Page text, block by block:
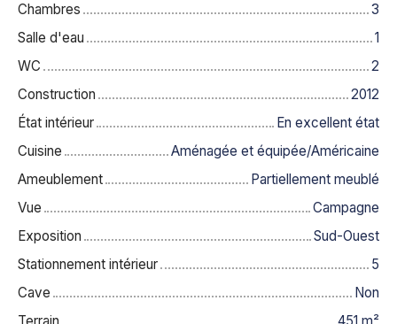
Chambres
3
Salle d'eau
1
WC
2
Construction
2012
État intérieur
En excellent état
Cuisine
Aménagée et équipée/Américaine
Ameublement
Partiellement meublé
Vue
Campagne
Exposition
Sud-Ouest
Stationnement intérieur
5
Cave
Non